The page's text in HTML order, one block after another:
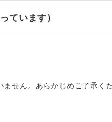
ています）
せん。あらかじめご了承くだ
定したコースです。
2席利⽤できます。